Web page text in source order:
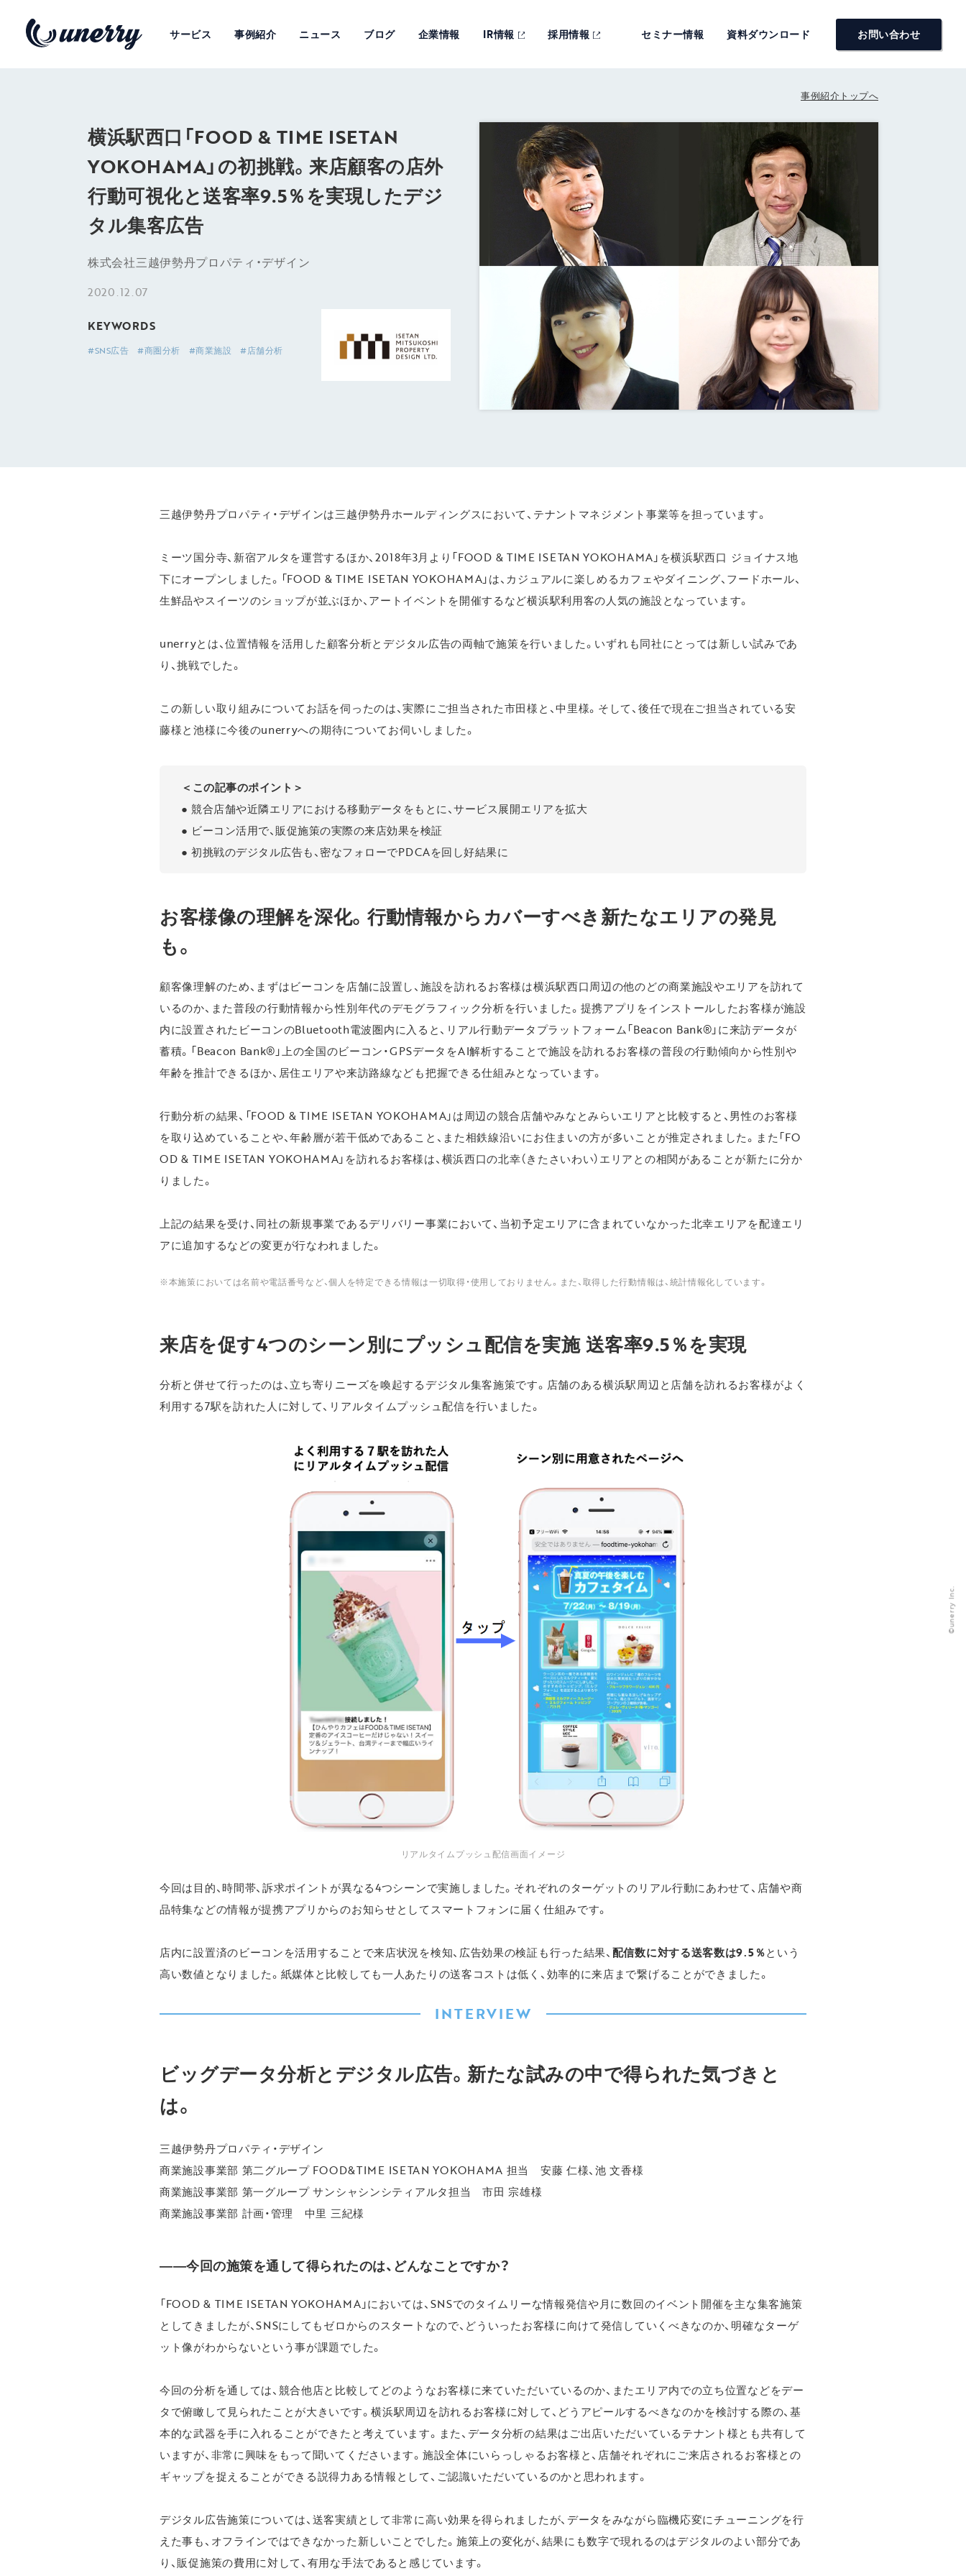
サービス 事例紹介 ニュース ブログ 企業情報 IR情報 採用情報 セミナー情報 資料ダウンロード お問い合わせ
事例紹介トップへ
横浜駅西口「FOOD & TIME ISETAN
YOKOHAMA」の初挑戦。来店顧客の店外
行動可視化と送客率9.5％を実現したデジ
タル集客広告
株式会社三越伊勢丹プロパティ・デザイン
2020.12.07
KEYWORDS
#SNS広告 #商圏分析 #商業施設 #店舗分析
三越伊勢丹プロパティ・デザインは三越伊勢丹ホールディングスにおいて、テナントマネジメント事業等を担っています。
ミーツ国分寺、新宿アルタを運営するほか、2018年3月より「FOOD & TIME ISETAN YOKOHAMA」を横浜駅西口 ジョイナス地
下にオープンしました。「FOOD & TIME ISETAN YOKOHAMA」は、カジュアルに楽しめるカフェやダイニング、フードホール、
生鮮品やスイーツのショップが並ぶほか、アートイベントを開催するなど横浜駅利用客の人気の施設となっています。
unerryとは、位置情報を活用した顧客分析とデジタル広告の両軸で施策を行いました。いずれも同社にとっては新しい試みであ
り、挑戦でした。
この新しい取り組みについてお話を伺ったのは、実際にご担当された市田様と、中里様。そして、後任で現在ご担当されている安
藤様と池様に今後のunerryへの期待についてお伺いしました。
＜この記事のポイント＞
● 競合店舗や近隣エリアにおける移動データをもとに、サービス展開エリアを拡大
● ビーコン活用で、販促施策の実際の来店効果を検証
● 初挑戦のデジタル広告も、密なフォローでPDCAを回し好結果に
お客様像の理解を深化。行動情報からカバーすべき新たなエリアの発見
も。
顧客像理解のため、まずはビーコンを店舗に設置し、施設を訪れるお客様は横浜駅西口周辺の他のどの商業施設やエリアを訪れて
いるのか、また普段の行動情報から性別年代のデモグラフィック分析を行いました。提携アプリをインストールしたお客様が施設
内に設置されたビーコンのBluetooth電波圏内に入ると、リアル行動データプラットフォーム「Beacon Bank®」に来訪データが
蓄積。「Beacon Bank®」上の全国のビーコン・GPSデータをAI解析することで施設を訪れるお客様の普段の行動傾向から性別や
年齢を推計できるほか、居住エリアや来訪路線なども把握できる仕組みとなっています。
行動分析の結果、「FOOD & TIME ISETAN YOKOHAMA」は周辺の競合店舗やみなとみらいエリアと比較すると、男性のお客様
を取り込めていることや、年齢層が若干低めであること、また相鉄線沿いにお住まいの方が多いことが推定されました。また「FO
OD & TIME ISETAN YOKOHAMA」を訪れるお客様は、横浜西口の北幸（きたさいわい）エリアとの相関があることが新たに分か
りました。
上記の結果を受け、同社の新規事業であるデリバリー事業において、当初予定エリアに含まれていなかった北幸エリアを配達エリ
アに追加するなどの変更が行なわれました。
※本施策においては名前や電話番号など、個人を特定できる情報は一切取得・使用しておりません。また、取得した行動情報は、統計情報化しています。
来店を促す4つのシーン別にプッシュ配信を実施 送客率9.5％を実現
分析と併せて行ったのは、立ち寄りニーズを喚起するデジタル集客施策です。店舗のある横浜駅周辺と店舗を訪れるお客様がよく
利用する7駅を訪れた人に対して、リアルタイムプッシュ配信を行いました。
リアルタイムプッシュ配信画面イメージ
今回は目的、時間帯、訴求ポイントが異なる4つシーンで実施しました。それぞれのターゲットのリアル行動にあわせて、店舗や商
品特集などの情報が提携アプリからのお知らせとしてスマートフォンに届く仕組みです。
店内に設置済のビーコンを活用することで来店状況を検知、広告効果の検証も行った結果、配信数に対する送客数は9.5％という
高い数値となりました。紙媒体と比較しても一人あたりの送客コストは低く、効率的に来店まで繋げることができました。
INTERVIEW
ビッグデータ分析とデジタル広告。新たな試みの中で得られた気づきと
は。
三越伊勢丹プロパティ・デザイン
商業施設事業部 第二グループ FOOD&TIME ISETAN YOKOHAMA 担当 安藤 仁様、池 文香様
商業施設事業部 第一グループ サンシャシンシティアルタ担当 市田 宗雄様
商業施設事業部 計画・管理 中里 三紀様
――今回の施策を通して得られたのは、どんなことですか？
「FOOD & TIME ISETAN YOKOHAMA」においては、SNSでのタイムリーな情報発信や月に数回のイベント開催を主な集客施策
としてきましたが、SNSにしてもゼロからのスタートなので、どういったお客様に向けて発信していくべきなのか、明確なターゲ
ット像がわからないという事が課題でした。
今回の分析を通しては、競合他店と比較してどのようなお客様に来ていただいているのか、またエリア内での立ち位置などをデー
タで俯瞰して見られたことが大きいです。横浜駅周辺を訪れるお客様に対して、どうアピールするべきなのかを検討する際の、基
本的な武器を手に入れることができたと考えています。また、データ分析の結果はご出店いただいているテナント様とも共有して
いますが、非常に興味をもって聞いてくださいます。施設全体にいらっしゃるお客様と、店舗それぞれにご来店されるお客様との
ギャップを捉えることができる説得力ある情報として、ご認識いただいているのかと思われます。
デジタル広告施策については、送客実績として非常に高い効果を得られましたが、データをみながら臨機応変にチューニングを行
えた事も、オフラインではできなかった新しいことでした。施策上の変化が、結果にも数字で現れるのはデジタルのよい部分であ
り、販促施策の費用に対して、有用な手法であると感じています。
©️unerry Inc.